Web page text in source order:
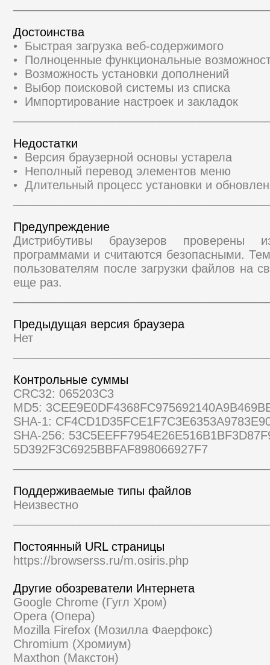
Достоинства
• Быстрая загрузка веб-содержимого
• Полноценные функциональные
• Возможность установки дополнений
• Выбор поисковой системы из списка
• Импортирование настроек и закладок
Недостатки
• Версия браузерной основы устарела
• Неполный перевод элементов меню
• Длительный процесс установки и
Предупреждение
Дистрибутивы браузеров проверены
программами и считаются безопасными.
пользователям после загрузки файлов на
еще раз.
Предыдущая версия браузера
Нет
Контрольные суммы
CRC32: 065203C3
MD5:
SHA-1:
SHA-256:
5D392F3C6925BBFAF898066927F7
Поддерживаемые типы файлов
Неизвестно
Постоянный URL страницы
https://browserss.ru/m.osiris.php
Другие обозреватели Интернета
Google Chrome (Гугл Хром)
Opera (Опера)
Mozilla Firefox (Мозилла Фаерфокс)
Chromium (Хромиум)
Maxthon (Макстон)